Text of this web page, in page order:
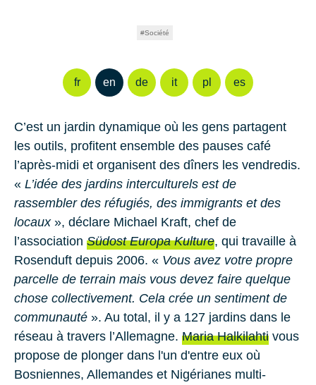
Société
fr en de it pl es
C’est un jardin dynamique où les gens partagent
les outils, profitent ensemble des pauses café
l’après-midi et organisent des dîners les vendredis.
« L’idée des jardins interculturels est de
rassembler des réfugiés, des immigrants et des
locaux», déclare Michael Kraft, chef de
l’association Südost Europa Kulture, qui travaille à
Rosenduft depuis 2006. « Vous avez votre propre
parcelle de terrain mais vous devez faire quelque
chose collectivement. Cela crée un sentiment de
communauté ». Au total, il y a 127 jardins dans le
réseau à travers l’Allemagne. Maria Halkilahti vous
propose de plonger dans l'un d'entre eux où
Bosniennes, Allemandes et Nigérianes multi-